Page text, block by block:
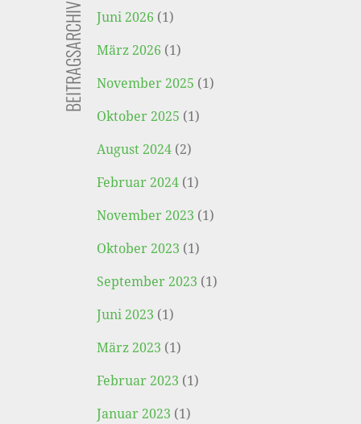
BEITRAGSARCHIV Juni 2026 (1)
März 2026 (1)
November 2025 (1)
Oktober 2025 (1)
August 2024 (2)
Februar 2024 (1)
November 2023 (1)
Oktober 2023 (1)
September 2023 (1)
Juni 2023 (1)
März 2023 (1)
Februar 2023 (1)
Januar 2023 (1)